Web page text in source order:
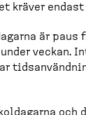
kräver
är paus
veckan.
och